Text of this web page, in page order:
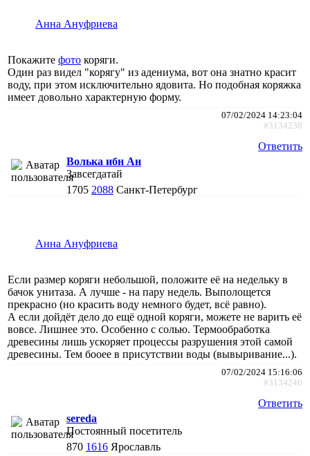
Анна Ануфриева
Покажите фото коряги.
Один раз видел "корягу" из адениума, вот она знатно красит
воду, при этом исключительно ядовита. Но подобная коряжка
имеет довольно характерную форму.
07/02/2024 14:23:04
#3134238
Ответить
Волька ибн Ан
Завсегдатай
1705 2088 Санкт-Петербург
Анна Ануфриева
Если размер коряги небольшой, положите её на недельку в
бачок унитаза. А лучше - на пару недель. Выполощется
прекрасно (но красить воду немного будет, всё равно).
А если дойдёт дело до ещё одной коряги, можете не варить её
вовсе. Лишнее это. Особенно с солью. Термообработка
древесины лишь ускоряет процессы разрушения этой самой
древесины. Тем бооее в присутствии воды (вывыривание...).
07/02/2024 15:16:06
#3134246
Ответить
sereda
Постоянный посетитель
870 1616 Ярославль